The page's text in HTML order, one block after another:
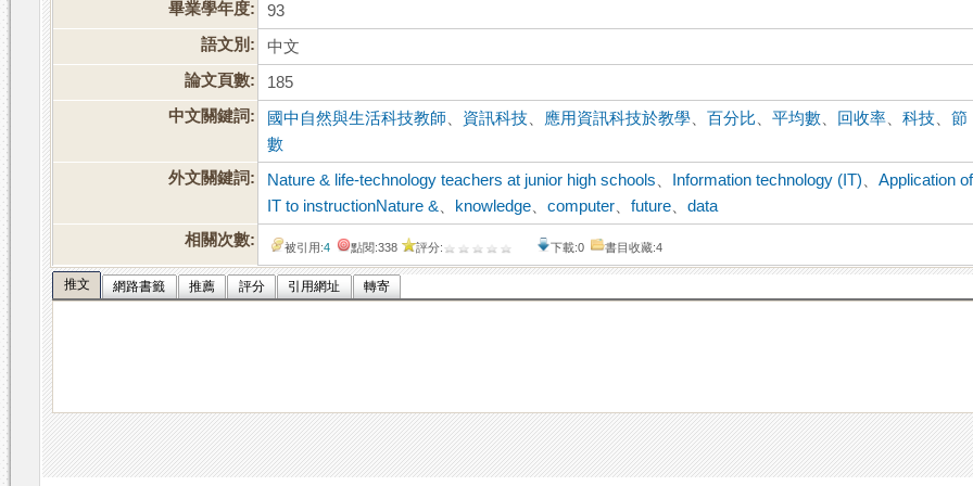
畢業學年度:
93
語文別:
中文
論文頁數:
185
中文關鍵詞:
國中自然與生活科技教師 資訊科技 應用資訊科技於教學 、百分比 、平均數 回收率 、科技 、節
數
外文關鍵詞:
Nature & life-technology teachers at junior high schools Information technology (IT) 、Application of
IT to instructionNature &
knowledge 、computer 、future 、data
相關次數:
被引用:4 點閱:338 評分: 下載:0 書目收藏:4
推文 網路書籤 推薦 評分 引用網址 轉寄